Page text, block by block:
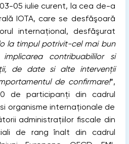
05 iulie curent, la cea de-a
IOTA, care se desfăşoară
internaţional, desfăşurat
la timpul potrivit-cel mai bun
contribuabililor si
de date si alte intervenţii
de confirmare!”,
de participanţi din cadrul
organisme internaţionale de
administraţiilor fiscale din
de rang înalt din cadrul